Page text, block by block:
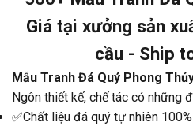
Giá tại xưởng sản
cầu - Ship
Mẫu Tranh Đá Quý Phong
Ngôn thiết kế, chế tác có những
✅Chất liệu đá quý tự nhiên